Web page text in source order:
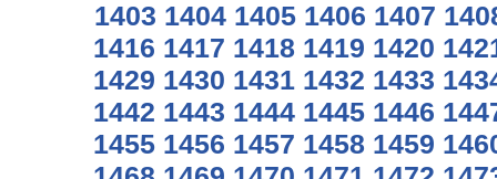
1403 1404 1405 1406 1407
1416 1417 1418 1419 1420
1429 1430 1431 1432 1433
1442 1443 1444 1445 1446
1455 1456 1457 1458 1459